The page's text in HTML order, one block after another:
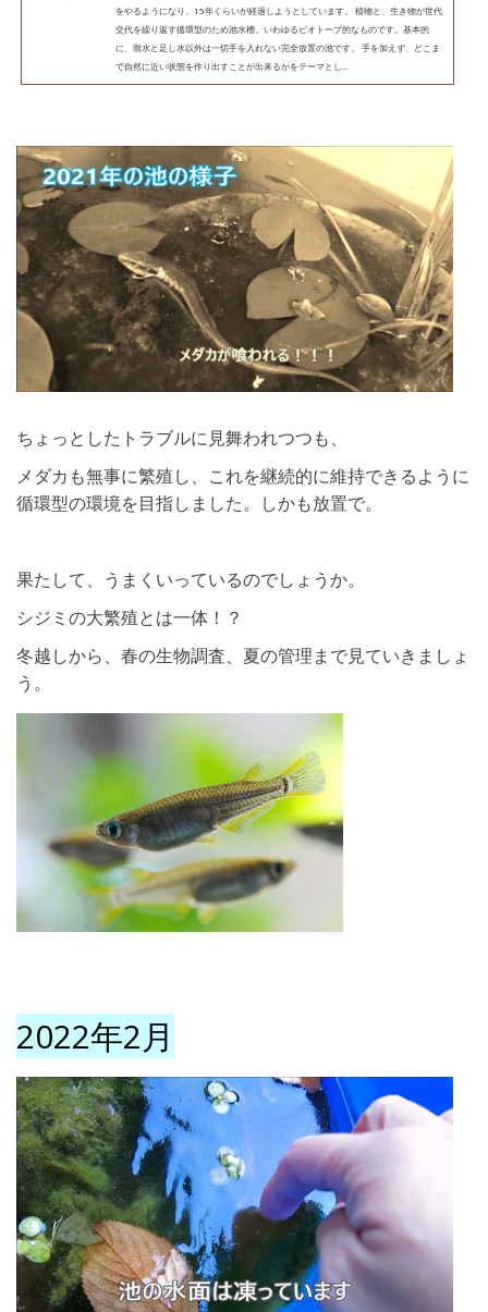
をやるようになり、15年くらいが経過しようとしています。 植物と、生き物が世代
交代を繰り返す循環型のため池水槽。いわゆるビオトープ的なものです。基本的
に、雨水と足し水以外は一切手を入れない完全放置の池です。 手を加えず、どこま
で自然に近い状態を作り出すことが出来るかをテーマとし...
ちょっとしたトラブルに見舞われつつも、
メダカも無事に繁殖し、これを継続的に維持できるように
循環型の環境を目指しました。しかも放置で。
果たして、うまくいっているのでしょうか。
シジミの大繁殖とは一体！？
冬越しから、春の生物調査、夏の管理まで見ていきましょ
う。
2022年2月